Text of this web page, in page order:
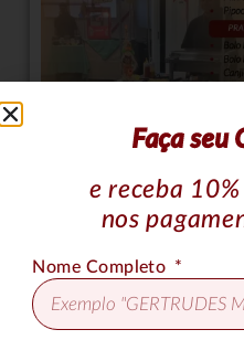
Cardápio Festa
Faça seu
e receba
nos
Nome Completo